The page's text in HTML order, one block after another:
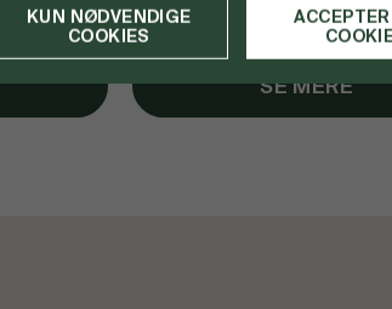
SE MERE
KUN NØDVENDIGE
COOKIES